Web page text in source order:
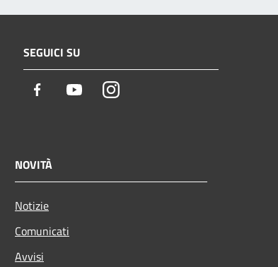
SEGUICI SU
Facebook YoutubeInstagram
NOVITÀ
Notizie
Comunicati
Avvisi